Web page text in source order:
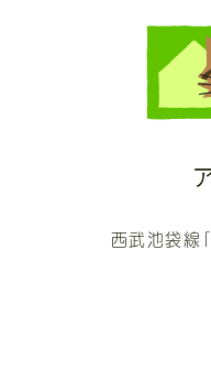
西武池袋線